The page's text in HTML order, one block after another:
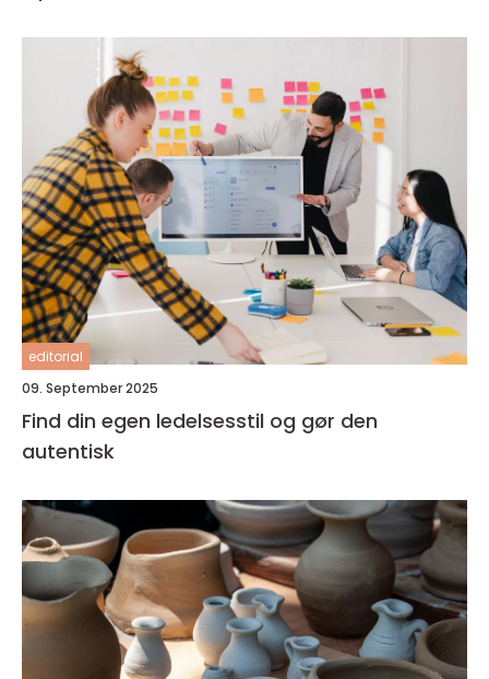
editorial
09. September 2025
Find din egen ledelsesstil og gør den
autentisk